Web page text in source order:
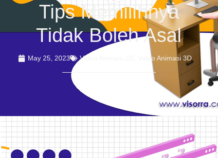
Tips Memilihnya
Tidak Boleh Asal
May 25, 2023 Video Animasi 2D Video Animasi 3D